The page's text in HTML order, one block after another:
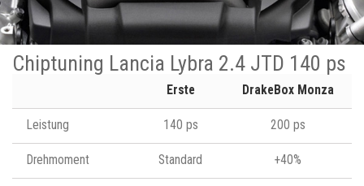
Chiptuning Lancia Lybra 2.4 JTD 140 ps
Erste DrakeBox Monza
Leistung 140 ps 200 ps
Drehmoment Standard +40%